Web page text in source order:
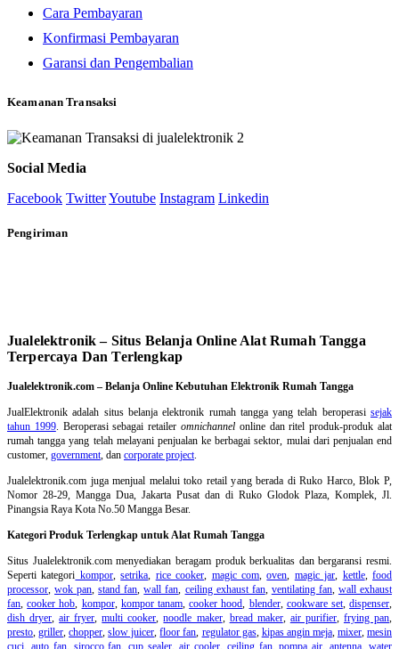
Cara Pembayaran
Konfirmasi Pembayaran
Garansi dan Pengembalian
Keamanan Transaksi
Social Media
Facebook TwitterYoutube Instagram Linkedin
Pengiriman
Jualelektronik – Situs Belanja Online Alat Rumah Tangga
Terpercaya Dan Terlengkap
Jualelektronik.com – Belanja Online Kebutuhan Elektronik Rumah Tangga
JualElektronik adalah situs belanja elektronik rumah tanggayang telah beroperasisejak
tahun 1999. Beroperasi sebagai retaileromnichannel online dan ritel produk-produk alat
rumah tangga yang telah melayani penjualan ke berbagai sektor, mulai dari penjualan end
customer, government, dan corporate project.
Jualelektronik.com juga menjual melalui toko retail yang berada di Ruko Harco, Blok P,
Nomor 28-29, Mangga Dua, Jakarta Pusat dan di Ruko Glodok Plaza, Komplek, Jl.
Pinangsia Raya Kota No.50 Mangga Besar.
Kategori Produk Terlengkap untuk Alat Rumah Tangga
Situs Jualelektronik.com menyediakan beragam produk berkualitas dan bergaransi resmi.
Seperti kategori kompor,setrika, rice cooker, magic com,oven, magic jar, kettle,food
processor,wok pan,stand fan,wall fan, ceiling exhaust fan, ventilating fan, wall exhaust
fan,cooker hob, kompor, kompor tanam,cooker hood, blender, cookware set,dispenser,
dish dryer,air fryer,multi cooker,noodle maker, bread maker, air purifier, frying pan,
presto,griller,chopper,slow juicer,floor fan, regulator gas, kipas angin meja, mixer,mesin
cuci, auto fan, sirocco fan,cup sealer,air cooler, ceiling fan,pompa air,antenna,water